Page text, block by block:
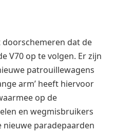
dat de
V70 op te volgen. Er zijn
patrouillewagens
arm’ heeft hiervoor
op de
en wegmisbruikers
paradepaarden